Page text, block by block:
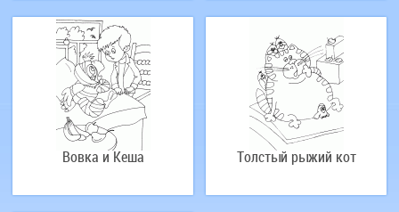
Вовка и Кеша Толстый рыжий кот